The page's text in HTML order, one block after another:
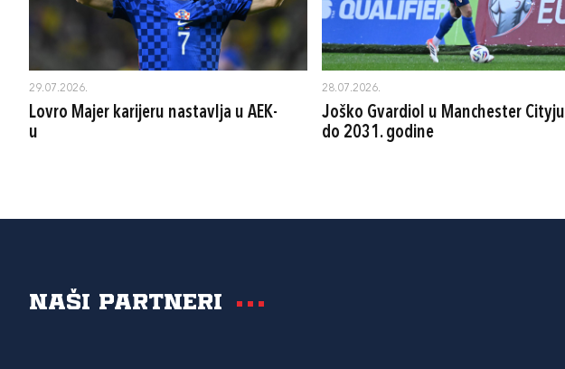
29.07.2026.
Lovro Majer karijeru nastavlja u AEK-
u
28.07.2026.
Joško Gvardiol u Manchester Cityju
do 2031. godine
Naši partneri